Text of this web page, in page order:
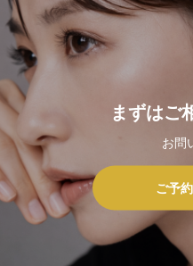
まずはご
お問
ご予